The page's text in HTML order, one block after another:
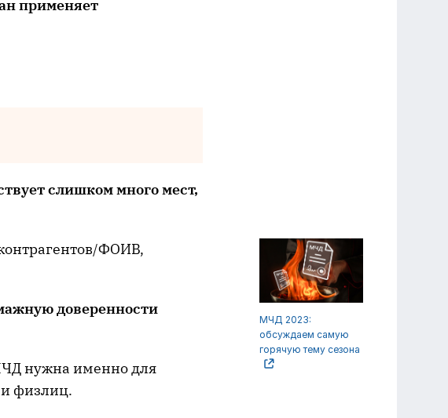
применяет
слишком много мест,
ФОИВ,
МЧД 2023:
обсуждаем самую
горячую тему сезона
ую доверенности
нужна именно для
физлиц.